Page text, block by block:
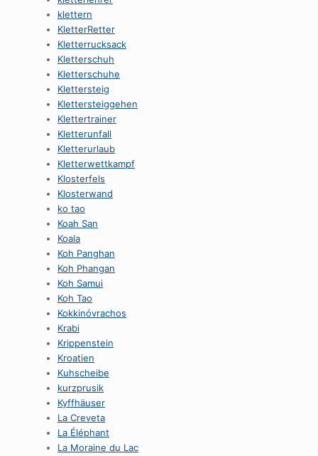
klettern
KletterRetter
Kletterrucksack
Kletterschuh
Kletterschuhe
Klettersteig
Klettersteiggehen
Klettertrainer
Kletterunfall
Kletterurlaub
Kletterwettkampf
Klosterfels
Klosterwand
ko tao
Koah San
Koala
Koh Panghan
Koh Phangan
Koh Samui
Koh Tao
Kokkinóvrachos
Krabi
Krippenstein
Kroatien
Kuhscheibe
kurzprusik
Kyffhäuser
La Creveta
La Éléphant
La Moraine du Lac